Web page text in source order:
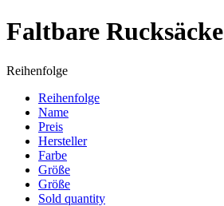
Faltbare Rucksäcke
Reihenfolge
Reihenfolge
Name
Preis
Hersteller
Farbe
Größe
Größe
Sold quantity